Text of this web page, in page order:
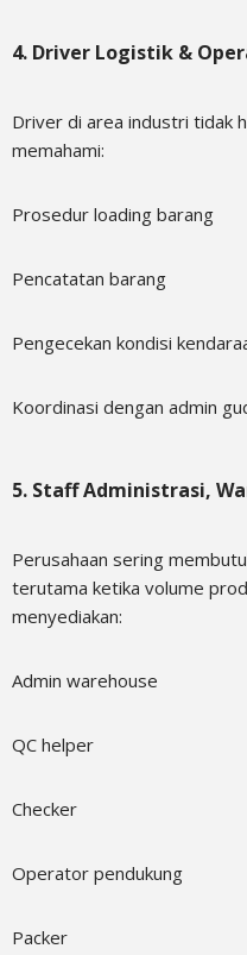
4. Driver Logistik &
Driver di area industri tidak
memahami:
Prosedur loading barang
Pencatatan barang
Pengecekan kondisi
Koordinasi dengan admin
5. Staff Administrasi,
Perusahaan sering
terutama ketika volume
menyediakan:
Admin warehouse
QC helper
Checker
Operator pendukung
Packer